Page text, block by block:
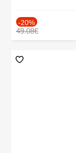
-20%
49.08€